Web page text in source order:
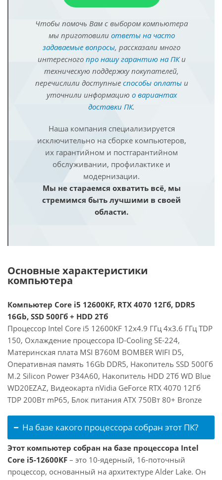
Чтобы помочь Вам с выбором компьютера
мы приготовили ответы на часто
задаваемые вопросы, рассказали много
интересного про нашу гарантию на ПКи
техническую поддержку покупателей,
перечислили доступные способы оплатыи
уточнили информацию о вариантах
доставки ПК.
Наша компания специализируется
исключительно на сборке компьютеров,
их гарантийном и постгарантийном
обслуживании, профилактике и
модернизации.
Мы не стараемся охватить всё, мы
стремимся быть лучшими в своей
области.
Основные характеристики
компьютера
Компьютер Core i5 12600KF, RTX 4070 12Гб, DDR5
16Gb, SSD 500Гб + HDD 2Тб
Процессор Intel Core i5 12600KF 12x4.9 ГГц 4x3.6 ГГц TDP
150, Охлаждение процессора ID-Cooling SE-224,
Материнская плата MSI B760M BOMBER WIFI D5,
Оперативная память 16Gb DDR5, Накопитель SSD 500Гб
M.2 Silicon Power P34A60, Накопитель HDD 2Тб WD Blue
WD20EZAZ, Видеокарта nVidia GeForce RTX 4070 12Гб
TDP 200Вт mP65, Блок питания ATX 750Вт 80+ Bronze
На базе какого процессора собран этот ПК?
Этот компьютер собран на базе процессора Intel
Core i5-12600KF – это 10-ядерный, 16-поточный
процессор, основанный на архитектуре Alder Lake. Он